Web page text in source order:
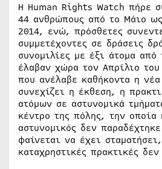
Η Human Rights Watch πήρε
44 ανθρώπους από το Μάιο
2014, ενώ, πρόσθετες
συμμετέχοντες σε δράσεις
συνομιλίες με έξι άτομα από
έλαβαν χώρα τον Απρίλιο
που ανέλαβε καθήκοντα η
συνεχίζει η έκθεση, η
ατόμων σε αστυνομικά
κέντρο της πόλης, την οποία
αστυνομικός δεν
φαίνεται να έχει
καταχρηστικές πρακτικές